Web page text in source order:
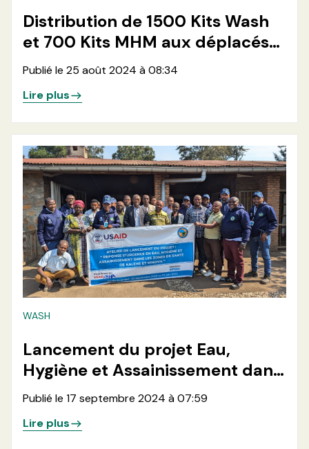
Distribution de 1500 Kits Wash
et 700 Kits MHM aux déplacés
du site de Kashaka en ville de
Publié le 25 août 2024 à 08:34
Lire plus
WASH
Lancement du projet Eau,
Hygiène et Assainissement dans
les zones de santé de Kalehe et
Minova en Province du Sud Kivu
Publié le 17 septembre 2024 à 07:59
Lire plus